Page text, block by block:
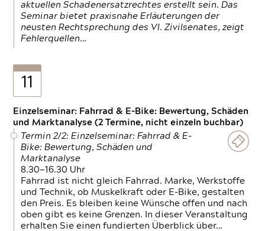
aktuellen Schadenersatzrechtes erstellt sein. Das
Seminar bietet praxisnahe Erläuterungen der
neusten Rechtsprechung des VI. Zivilsenates, zeigt
Fehlerquellen…
11
Einzelseminar: Fahrrad & E-Bike: Bewertung, Schäden
und Marktanalyse (2 Termine, nicht einzeln buchbar)
Termin 2/2: Einzelseminar: Fahrrad & E-
Bike: Bewertung, Schäden und
Marktanalyse
8.30—16.30 Uhr
Fahrrad ist nicht gleich Fahrrad. Marke, Werkstoffe
und Technik, ob Muskelkraft oder E-Bike, gestalten
den Preis. Es bleiben keine Wünsche offen und nach
oben gibt es keine Grenzen. In dieser Veranstaltung
erhalten Sie einen fundierten Überblick über…